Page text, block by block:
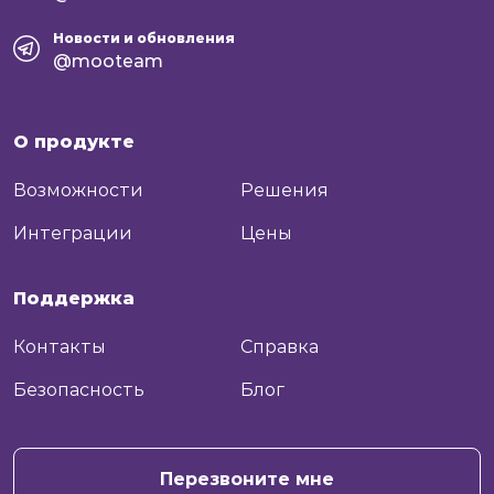
Новости и обновления
@mooteam
О продукте
Возможности Решения
Интеграции Цены
Поддержка
Контакты Справка
Безопасность Блог
+7
Перезвоните мне